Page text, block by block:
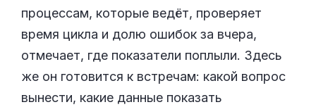
процессам, которые ведёт, проверяет
время цикла и долю ошибок за вчера,
отмечает, где показатели поплыли. Здесь
же он готовится к встречам: какой вопрос
вынести, какие данные показать